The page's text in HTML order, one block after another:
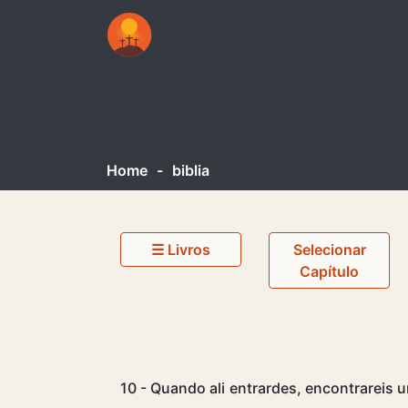
Home - biblia
☰ Livros
Selecionar
Capítulo
10 - Quando ali entrardes, encontrareis